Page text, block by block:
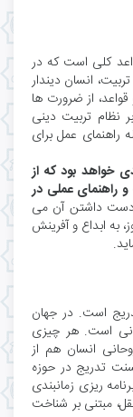
کلی است که در
انسان دیندار
از ضرورت ها
نظام تربیت دینی
عمل برای
خواهد بود که از
و راهنمای عملی در
دست داشتن آن می
به ابداع و آفرینش
است. در جهان
است. هر چیزی
انسان هم از
تدریج در حوزه
ریزی زمانبندی
مبتنی بر شناخت